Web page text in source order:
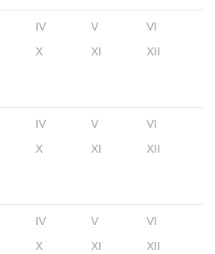
IV V
VI
X XI XII
IV V
VI
X XI XII
IV V
VI
X XI XII